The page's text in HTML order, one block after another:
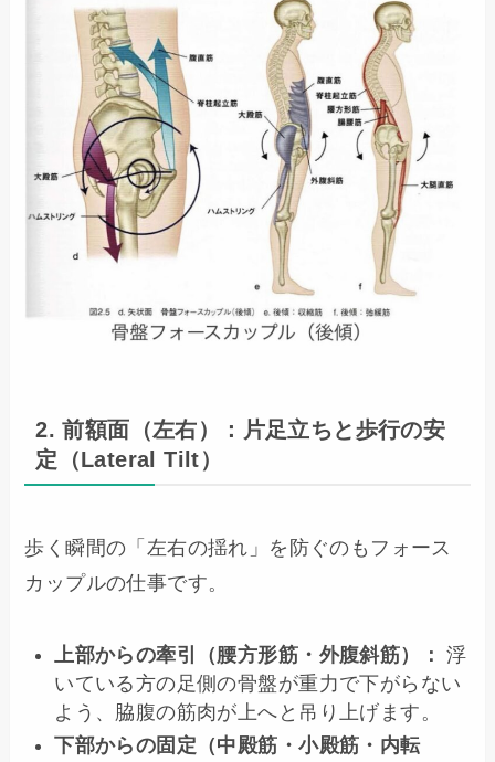
2. 前額面（左右）：片足立ちと歩行の安
定（Lateral Tilt）
歩く瞬間の「左右の揺れ」を防ぐのもフォース
カップルの仕事です。
上部からの牽引（腰方形筋・外腹斜筋）： 浮
いている方の足側の骨盤が重力で下がらない
よう、脇腹の筋肉が上へと吊り上げます。
下部からの固定（中殿筋・小殿筋・内転